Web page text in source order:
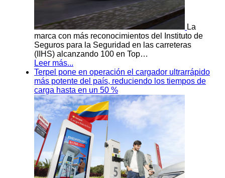
La
marca con más reconocimientos del Instituto de
Seguros para la Seguridad en las carreteras
(IIHS) alcanzando 100 en Top…
Leer más...
Terpel pone en operación el cargador ultrarrápido
más potente del país, reduciendo los tiempos de
carga hasta en un 50 %